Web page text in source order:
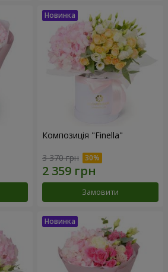
Композиція "Finella"
3 370 грн
Замовити